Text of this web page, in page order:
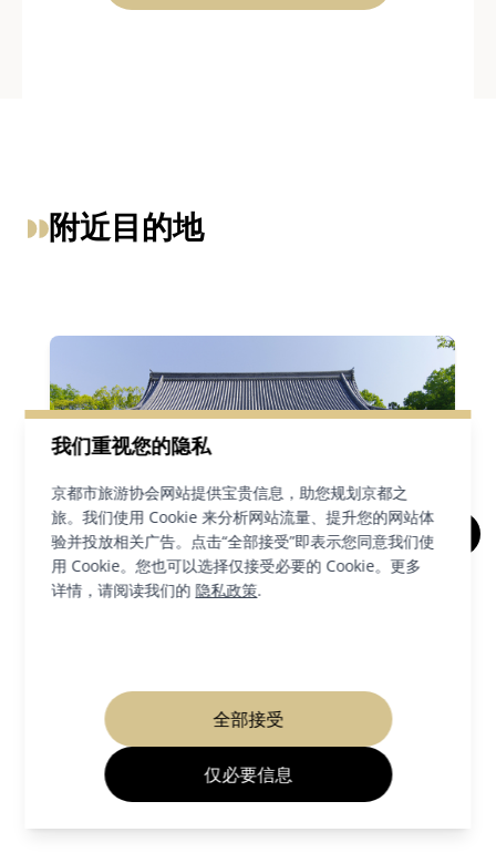
我们重视您的隐私
京都市旅游协会网站提供宝贵信息，助您规划京都之
旅。我们使用 Cookie 来分析网站流量、提升您的网站体
验并投放相关广告。点击“全部接受”即表示您同意我们使
用 Cookie。您也可以选择仅接受必要的 Cookie。更多
详情，请阅读我们的隐私政策.
全部接受
仅必要信息
附近目的地
仁和寺
详情